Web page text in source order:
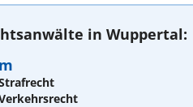
in Wuppertal: